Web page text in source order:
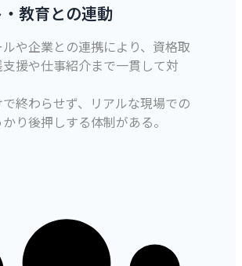
教育との連動
や企業との連携により、資格取
援や仕事紹介まで一貫して対
終わらせず、リアルな現場での
り後押しする体制がある。